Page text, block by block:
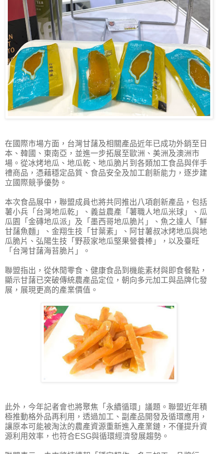
在國際市場方面，台灣甘藷及相關產品近年已成功外銷至日
本、韓國、東南亞，並進一步拓展至歐洲、美洲及澳洲市
場。從冰烤地瓜、地瓜乾、地瓜脆片到各類加工食品與伴手
禮商品，憑藉穩定品質、食品安全及加工創新能力，逐步建
立國際競爭優勢。
本次食品展中，聯盟成員也將共同推出八項創新產品，包括
薯小兵「台灣地瓜乾」、義益農產「薯職人地瓜米球」、瓜
瓜園「金磚地瓜派」及「墨西哥地瓜脆片」、魚之達人「鮮
甘藷魚麵」、金翔生技「甘葉素」、阿甘薯叔冰烤地瓜與地
瓜脆片、弘陽生技「野菽家地瓜堅果營養棒」，以及臺旺
「台灣甘藷海苔脆片」。
聯盟指出，從休閒零食、健康食品到機能素材與即食餐點，
顯示甘藷已突破傳統農產品定位，朝向多元加工與品牌化發
展，展現更高的產業價值。
此外，今年記者會也將聚焦「永續循環」議題。聯盟近年積
極推動格外品再利用，透過加工、副產品開發及循環應用，
讓原本可能被淘汰的農產資源重新進入產業鏈，不僅提升資
源利用效率，也符合ESG與循環經濟發展趨勢。